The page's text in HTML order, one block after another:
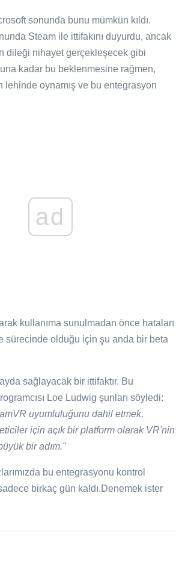
sonunda bunu mümkün kıldı.
Steam ile ittifakını duyurdu, ancak
dileği nihayet gerçekleşecek gibi
kadar bu beklenmesine rağmen,
lehinde oynamış ve bu entegrasyon
ad
kullanıma sunulmadan önce hataları
sürecinde olduğu için şu anda bir beta
sağlayacak bir ittifaktır. Bu
Loe Ludwig şunları söyledi:
uyumluluğunu dahil etmek,
için açık bir platform olarak VR'nin
bir adım."
bu entegrasyonu kontrol
birkaç gün kaldı.Denemek ister